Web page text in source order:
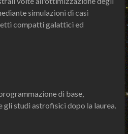
simulazioni di casi
compatti galattici ed
di base,
gli studi astrofisici dopo la laurea.